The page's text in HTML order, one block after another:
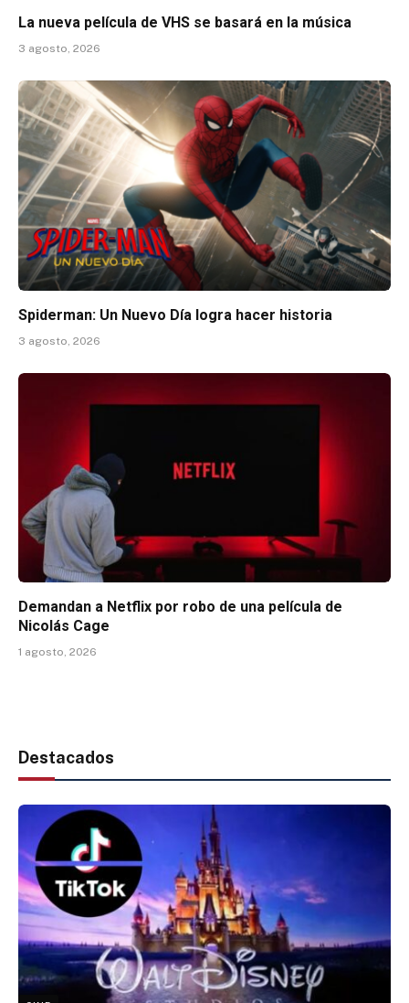
La nueva película de VHS se basará en la música
3 agosto, 2026
Spiderman: Un Nuevo Día logra hacer historia
3 agosto, 2026
Demandan a Netflix por robo de una película de
Nicolás Cage
1 agosto, 2026
Destacados